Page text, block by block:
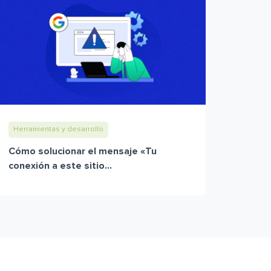
Herramientas y desarrollo
Cómo solucionar el mensaje «Tu
conexión a este sitio...